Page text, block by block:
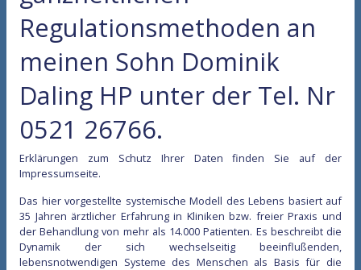
Regulationsmethoden an
meinen Sohn Dominik
Daling HP unter der Tel. Nr
0521 26766.
Erklärungen zum Schutz Ihrer Daten finden Sie auf der
Impressumseite.
Das hier vorgestellte systemische Modell des Lebens basiert auf
35 Jahren ärztlicher Erfahrung in Kliniken bzw. freier Praxis und
der Behandlung von mehr als 14.000 Patienten. Es beschreibt die
Dynamik der sich wechselseitig beeinflußenden,
lebensnotwendigen Systeme des Menschen als Basis für die